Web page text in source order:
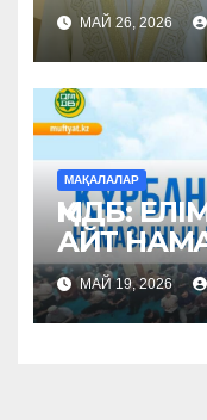
МАЙ 26, 2026
МАҚАЛАЛАР
ҚМДБ:
АЙТ
МАЙ 19, 2026